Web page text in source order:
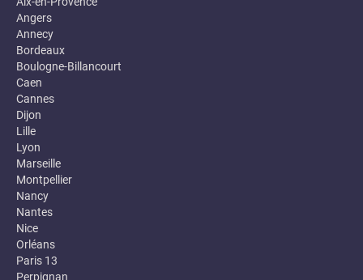
Angers
Annecy
Bordeaux
Boulogne-Billancourt
Caen
Cannes
Dijon
Lille
Lyon
Marseille
Montpellier
Nancy
Nantes
Nice
Orléans
Paris 13
Perpignan